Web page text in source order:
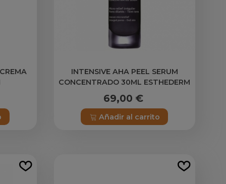
INTENSIVE AHA PEEL SERUM
CONCENTRADO 30ML ESTHEDERM
69,00 €
Añadir al carrito